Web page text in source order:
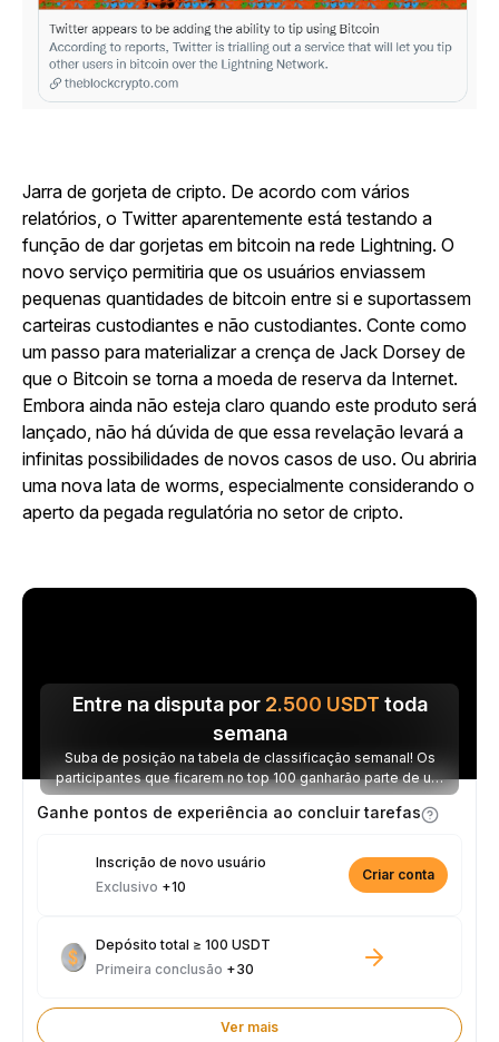
Jarra de gorjeta de cripto. De acordo com vários
relatórios, o Twitter aparentemente está testando a
função de dar gorjetas em bitcoin na rede Lightning. O
novo serviço permitiria que os usuários enviassem
pequenas quantidades de bitcoin entre si e suportassem
carteiras custodiantes e não custodiantes. Conte como
um passo para materializar a crença de Jack Dorsey de
que o Bitcoin se torna a moeda de reserva da Internet.
Embora ainda não esteja claro quando este produto será
lançado, não há dúvida de que essa revelação levará a
infinitas possibilidades de novos casos de uso. Ou abriria
uma nova lata de worms, especialmente considerando o
aperto da pegada regulatória no setor de cripto.
Entre na disputa por 2.500 USDT toda
semana
Suba de posição na tabela de classificação semanal! Os
participantes que ficarem no top 100 ganharão parte de um
prêmio de 2.500 USDT toda semana.
Ganhe pontos de experiência ao concluir tarefas
Inscrição de novo usuário
Exclusivo +10
Criar conta
Depósito total ≥ 100 USDT
Primeira conclusão +30
Ver mais